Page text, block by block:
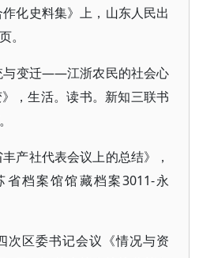
化史料集》上，山东人民出
。
与变迁——江浙农民的社会心
，生活。读书。新知三联书
产社代表会议上的总结》，
档案馆馆藏档案3011-永
次区委书记会议《情况与资